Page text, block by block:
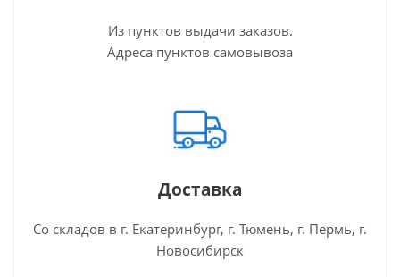
Из пунктов выдачи заказов.
Адреса пунктов самовывоза
Доставка
Со складов в г. Екатеринбург, г. Тюмень, г. Пермь, г.
Новосибирск